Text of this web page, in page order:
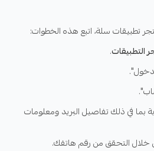
تطبيقات سلة، اتبع هذه الخطوات:
التطبيقات.
بما في ذلك تفاصيل البريد ومعلومات
التحقق من رقم هاتفك.